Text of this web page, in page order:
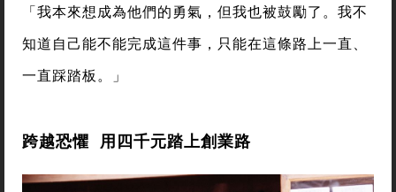
「我本來想成為他們的勇氣，但我也被鼓勵了。我不
知道自己能不能完成這件事，只能在這條路上一直、
一直踩踏板。」
跨越恐懼 用四千元踏上創業路